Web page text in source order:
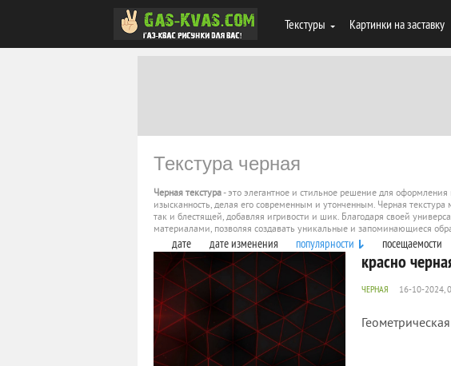
Текстуры Картинки на заставку
Текстура черная
Черная текстура- это элегантное и стильное решение для
изысканность, делая его современным и утонченным. Черная
так и блестящей, добавляя игривости и шик. Благодаря своей
материалами, позволяя создавать уникальные и запоминающиеся
дате дате изменения популярности посещаемости
красно
ЧЕРНАЯ 16-10-2024,